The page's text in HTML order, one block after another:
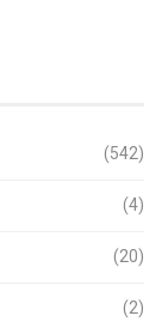
(542)
(4)
(20)
(2)